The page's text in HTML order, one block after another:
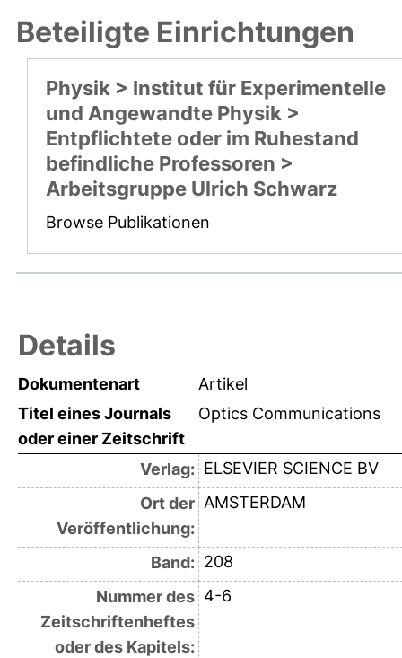
Beteiligte Einrichtungen
Physik > Institut für Experimentelle
und Angewandte Physik >
Entpflichtete oder im Ruhestand
befindliche Professoren >
Arbeitsgruppe Ulrich Schwarz
Browse Publikationen
Details
Dokumentenart
Artikel
Titel eines Journals
oder einer Zeitschrift
Optics Communications
Verlag: ELSEVIER SCIENCE BV
Ort der
Veröffentlichung:
AMSTERDAM
Band: 208
Nummer des
Zeitschriftenheftes
oder des Kapitels:
4-6